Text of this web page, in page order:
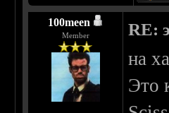
100meen
Member RE:
на
Это